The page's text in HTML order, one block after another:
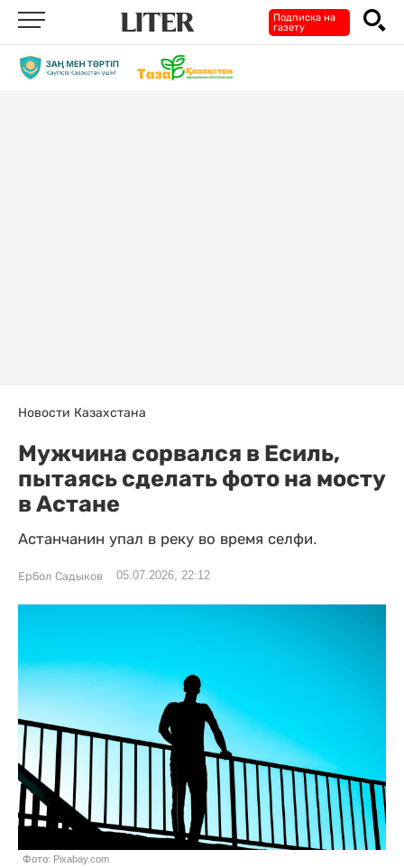
Подписка на
газету
Новости Казахстана
Мужчина сорвался в Есиль,
пытаясь сделать фото на мосту
в Астане
Астанчанин упал в реку во время селфи.
Ербол Садыков 05.07.2026, 22:12
Фото: Pixabay.com